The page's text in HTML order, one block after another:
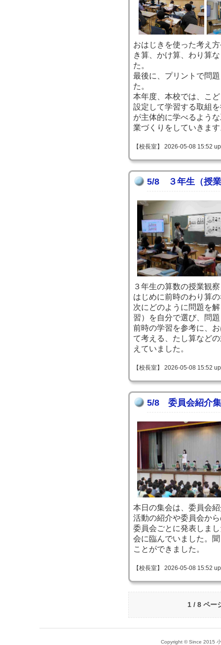
おはじきを使った考え
き算、かけ算、わり算
た。
最後に、プリントで問
た。
本年度、本校では、こ
設定して学習する取組
が主体的に学べるよう
業づくりをしていきま
【校長室】 2026-05-08 15:52
5/8 ３年生（授
３年生の算数の授業観
はじめに前時のわり算
次にどのように問題を
習）を自分で選び、問
前時の学習を参考に、
て考える、たし算など
えていました。
【校長室】 2026-05-08 15:52
5/8 委員会紹介
本日の集会は、委員会
活動の紹介や委員会か
委員会ごとに発表しま
会に臨んでいました。
ことができました。
【校長室】 2026-05-08 15:52
1 / 8 ペー
Copyright © Since 2015